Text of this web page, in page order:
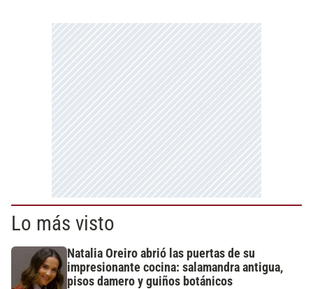
Lo más visto
Natalia Oreiro abrió las puertas de su
impresionante cocina: salamandra antigua,
pisos damero y guiños botánicos